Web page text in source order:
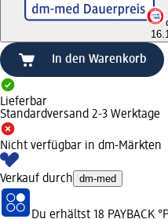
In den Warenkorb
Lieferbar
Standardversand 2-3 Werktage
Nicht verfügbar in dm-Märkten
Verkauf durch dm-med
Du erhältst 18 PAYBACK